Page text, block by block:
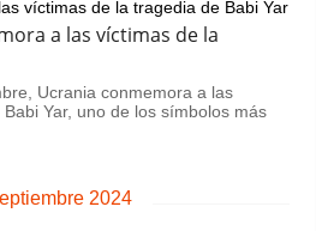
a las víctimas de la
Ucrania conmemora a las
Yar, uno de los símbolos más
2024